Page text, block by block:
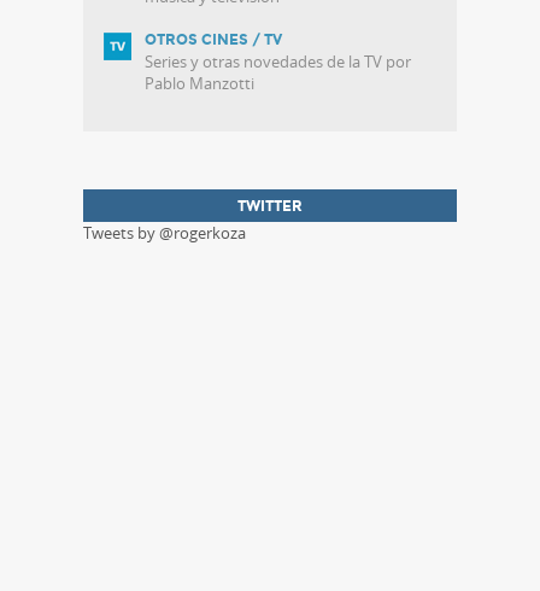
OTROS CINES / TV
Series y otras novedades de la TV por
Pablo Manzotti
TWITTER
Tweets by @rogerkoza